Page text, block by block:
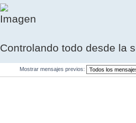
Controlando todo desde la
Mostrar mensajes previos: